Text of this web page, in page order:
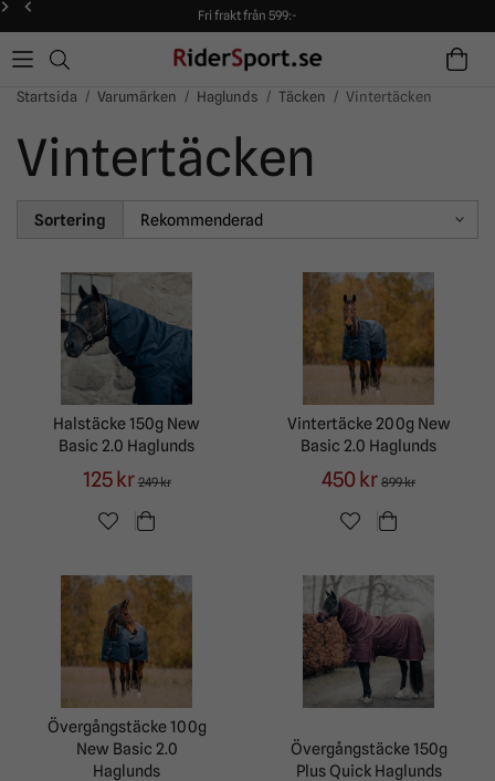
Fri frakt från 599:-
90 dagars öppet köp!
Alltid snabba leveranser!
Fri frakt från 599:-
90 dagars öppet köp!
Startsida / Varumärken / Haglunds / Täcken / Vintertäcken
Vintertäcken
Sortering
Halstäcke 150g New
Basic 2.0 Haglunds
125 kr 249 kr
Vintertäcke 200g New
Basic 2.0 Haglunds
450 kr 899 kr
Övergångstäcke 100g
New Basic 2.0
Haglunds
Övergångstäcke 150g
Plus Quick Haglunds